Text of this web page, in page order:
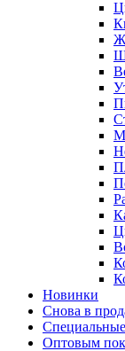
Новинки
Снова в
Оптовым